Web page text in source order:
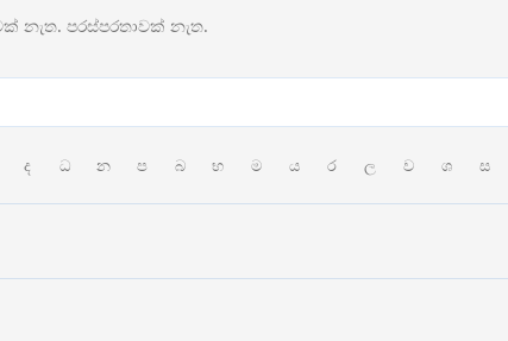
නැත. පරස්පරතාවක් නැත.
ද ධ න ප බ භ ම ය ර ල ව ශ ස